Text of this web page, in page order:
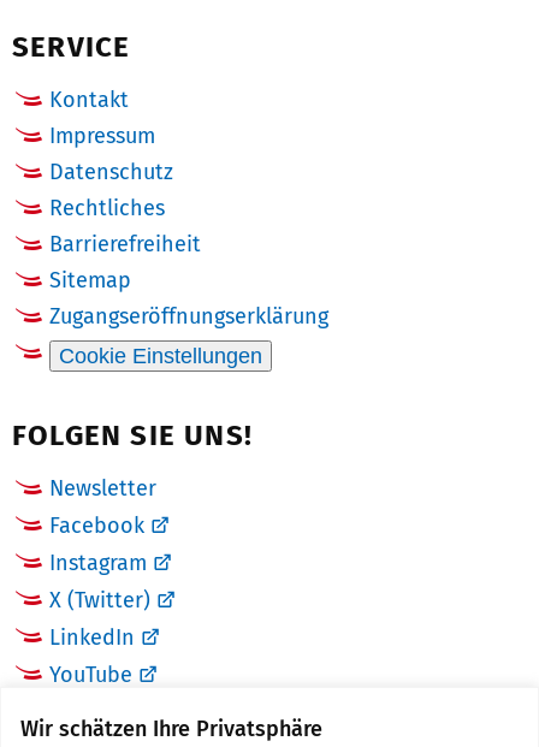
Wir schätzen Ihre Privatsphäre
SERVICE
Kontakt
Impressum
Datenschutz
Rechtliches
Barrierefreiheit
Sitemap
Zugangseröffnungserklärung
Cookie Einstellungen
FOLGEN SIE UNS!
Newsletter
Facebook
Instagram
X (Twitter)
LinkedIn
YouTube